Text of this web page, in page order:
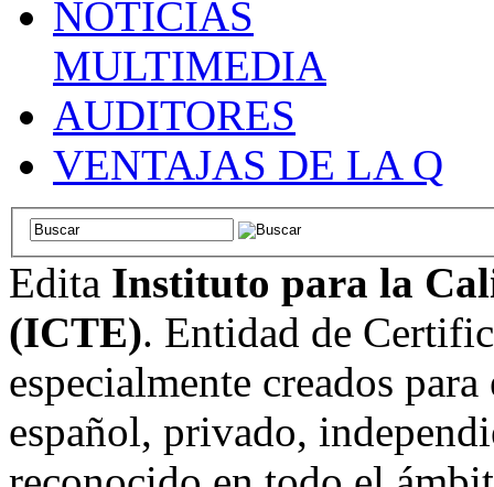
NOTICIAS
MULTIMEDIA
AUDITORES
VENTAJAS DE LA Q
Edita Instituto para la
(ICTE). Entidad de
especialmente creados
español, privado,